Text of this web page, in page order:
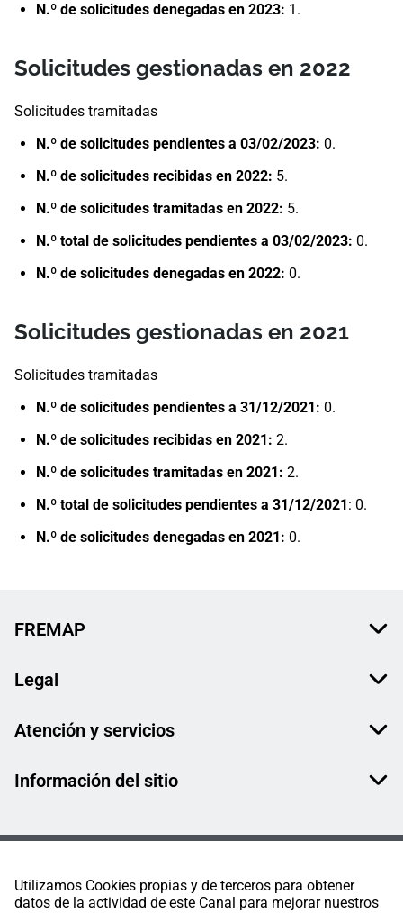
Utilizamos Cookies propias y de terceros para obtener
datos de la actividad de este Canal para mejorar nuestros
N.º de solicitudes denegadas en ​2023​: 1.
Solicitudes gestionadas en 2022
Solicitudes tramitadas
N.º de solicitudes pendientes a 03/02/2023: ​0.
N.º de solicitudes recibidas en 2022: 5.
N.º de solicitudes tramitadas en 2022: 5.
N.º total de solicitudes pendientes a 03/02/2023: 0.
N.º de solicitudes denegadas en ​2022​: ​ 0.​
Solicitudes gestionadas en 2021
Solicitudes tramitadas
​N.º de solicitudes pendientes a 31/12/2021: ​ 0.
N.º de solicitudes recibidas en 2021: 2.
N.º de solicitudes tramitadas en 2021: 2.
N.º total de solicitudes pendientes a 31/12/2021 : 0.
N.º de solicitudes denegadas en ​2021: ​ 0​.
FREMAP
Legal
Atención y servicios
Información del sitio